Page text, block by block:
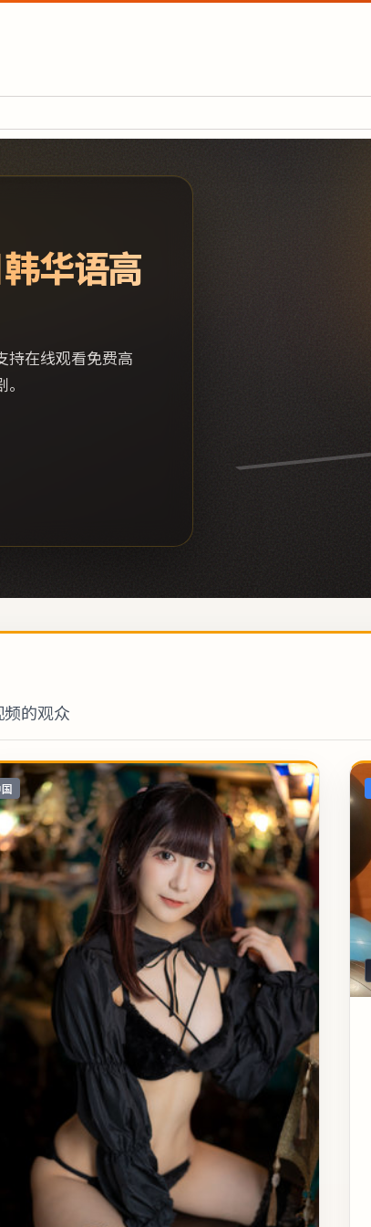
华语高
持在线观看免费高
的观众